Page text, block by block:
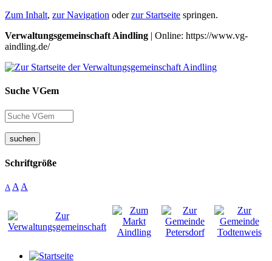
Zum Inhalt, zur Navigation oderzur Startseite springen.
Verwaltungsgemeinschaft Aindling | Online: https://www.vg-
aindling.de/
Suche VGem
suchen
Schriftgröße
A A A